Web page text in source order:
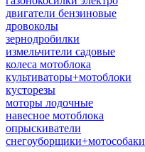
двигатели бензиновые
дровоколы
зернодробилки
измельчители садовые
колеса мотоблока
культиваторы+мотоблоки
кусторезы
моторы лодочные
навесное мотоблока
опрыскиватели
снегоуборщики+мотособаки